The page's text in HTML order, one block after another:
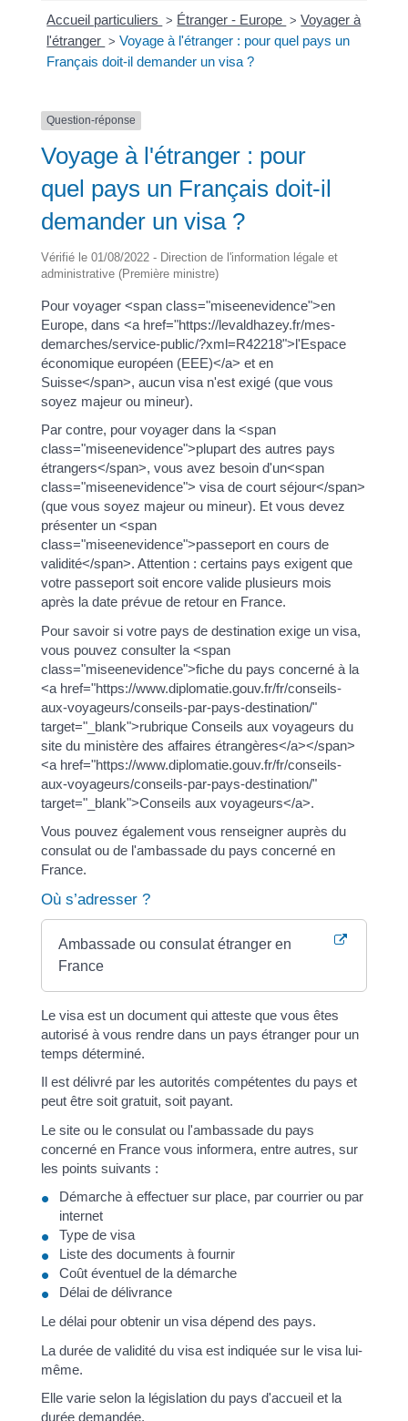
Accueil particuliers > Étranger - Europe > Voyager à
l'étranger > Voyage à l'étranger : pour quel pays un
Français doit-il demander un visa ?
Question-réponse
Voyage à l'étranger : pour
quel pays un Français doit-il
demander un visa ?
Vérifié le 01/08/2022 - Direction de l'information légale et
administrative (Première ministre)
Pour voyager <span class="miseenevidence">en
Europe, dans <a href="https://levaldhazey.fr/mes-
demarches/service-public/?xml=R42218">l'Espace
économique européen (EEE)</a> et en
Suisse</span>, aucun visa n'est exigé (que vous
soyez majeur ou mineur).
Par contre, pour voyager dans la <span
class="miseenevidence">plupart des autres pays
étrangers</span>, vous avez besoin d'un<span
class="miseenevidence"> visa de court séjour</span>
(que vous soyez majeur ou mineur). Et vous devez
présenter un <span
class="miseenevidence">passeport en cours de
validité</span>. Attention : certains pays exigent que
votre passeport soit encore valide plusieurs mois
après la date prévue de retour en France.
Pour savoir si votre pays de destination exige un visa,
vous pouvez consulter la <span
class="miseenevidence">fiche du pays concerné à la
<a href="https://www.diplomatie.gouv.fr/fr/conseils-
aux-voyageurs/conseils-par-pays-destination/"
target="_blank">rubrique Conseils aux voyageurs du
site du ministère des affaires étrangères</a></span>
<a href="https://www.diplomatie.gouv.fr/fr/conseils-
aux-voyageurs/conseils-par-pays-destination/"
target="_blank">Conseils aux voyageurs</a>.
Vous pouvez également vous renseigner auprès du
consulat ou de l'ambassade du pays concerné en
France.
Où s’adresser ?
Ambassade ou consulat étranger en
France
Le visa est un document qui atteste que vous êtes
autorisé à vous rendre dans un pays étranger pour un
temps déterminé.
Il est délivré par les autorités compétentes du pays et
peut être soit gratuit, soit payant.
Le site ou le consulat ou l'ambassade du pays
concerné en France vous informera, entre autres, sur
les points suivants :
Démarche à effectuer sur place, par courrier ou par
internet
Type de visa
Liste des documents à fournir
Coût éventuel de la démarche
Délai de délivrance
Le délai pour obtenir un visa dépend des pays.
La durée de validité du visa est indiquée sur le visa lui-
même.
Elle varie selon la législation du pays d'accueil et la
durée demandée.